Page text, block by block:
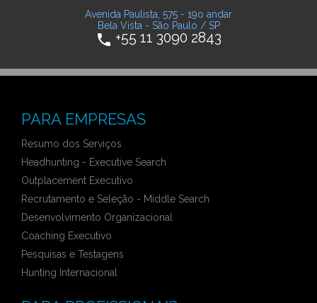
Avenida Paulista, 575 - 19o andar
Bela Vista - São Paulo / SP
phone +55 11 3090 2843
PARA EMPRESAS
Resumo dos Serviços
Headhunting - Executive Search
Outplacement Executivo
Recrutamento e Seleção - Middle Search
Desenvolvimento Organizacional
Coaching Executivo
Pesquisas e Testagens
Hunting Internacional